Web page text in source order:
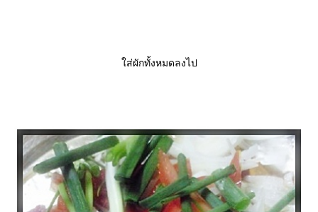
ส่ผักทั้งหมดลงไป